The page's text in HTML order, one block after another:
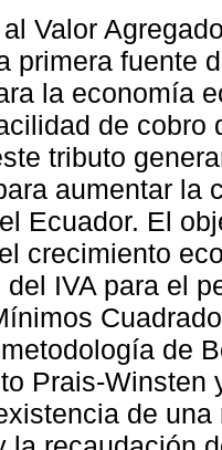
Valor
primera fuente
la economía
de cobro
tributo
aumentar la
Ecuador. El
crecimiento
IVA para el
de
Prais-Winsten
de